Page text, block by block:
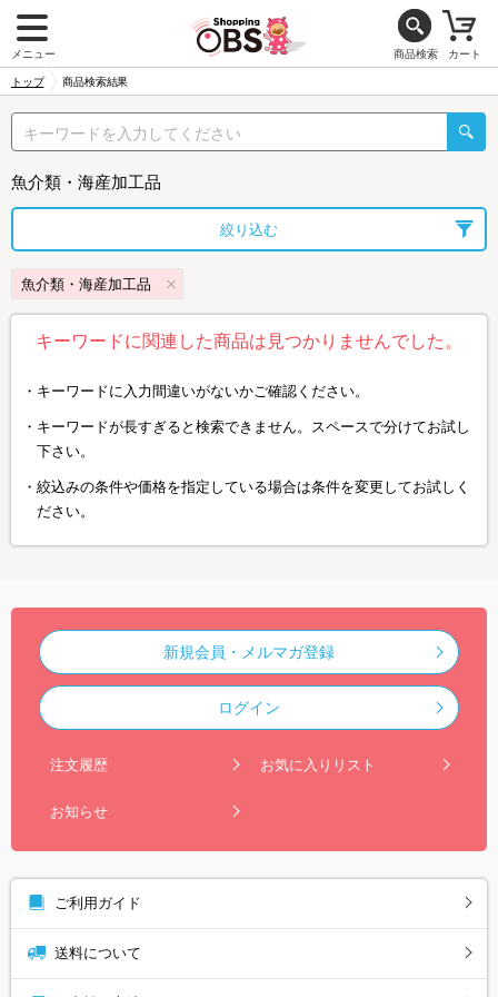
メニュー 商品検索 カート
トップ 商品検索結果
魚介類・海産加工品
絞り込む
魚介類・海産加工品
キーワードに関連した商品は見つかりませんでした。
キーワードに入力間違いがないかご確認ください。
キーワードが長すぎると検索できません。スペースで分けてお試し
下さい。
絞込みの条件や価格を指定している場合は条件を変更してお試しく
ださい。
新規会員・メルマガ登録
ログイン
注文履歴 お気に入りリスト
お知らせ
ご利用ガイド
送料について